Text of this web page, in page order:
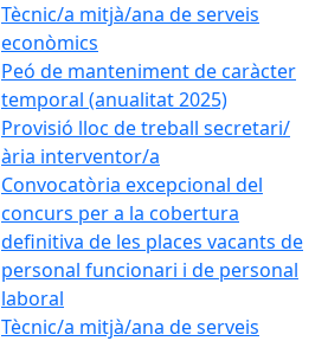
Tècnic/a mitjà/ana de serveis
econòmics
Peó de manteniment de caràcter
temporal (anualitat 2025)
Provisió lloc de treball secretari/
ària interventor/a
Convocatòria excepcional del
concurs per a la cobertura
definitiva de les places vacants de
personal funcionari i de personal
laboral
Tècnic/a mitjà/ana de serveis